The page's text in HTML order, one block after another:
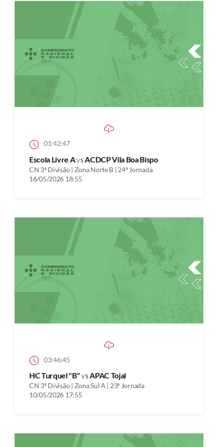
01:42:47
Escola Livre AvsACDCP Vila Boa Bispo
CN 3ª Divisão | Zona Norte B | 24ª Jornada
16/05/2026 18:55
03:46:45
HC Turquel "B"vsAPAC Tojal
CN 3ª Divisão | Zona Sul A | 23ª Jornada
10/05/2026 17:55